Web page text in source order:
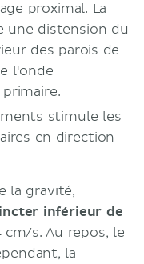
proximal. La
une distension du
des parois de
l'onde
stimule les
en direction
la gravité,
inférieur de
s. Au repos, le
la